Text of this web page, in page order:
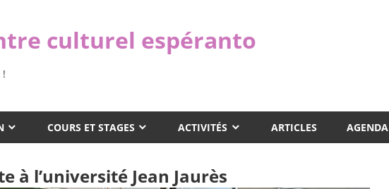
culturel espéranto
COURS ET STAGES ACTIVITÉS ARTICLES AGENDA
à l’université Jean Jaurès